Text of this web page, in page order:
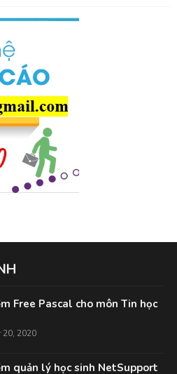
Free Pascal cho môn Tin học
20, 2020
quản lý học sinh NetSupport